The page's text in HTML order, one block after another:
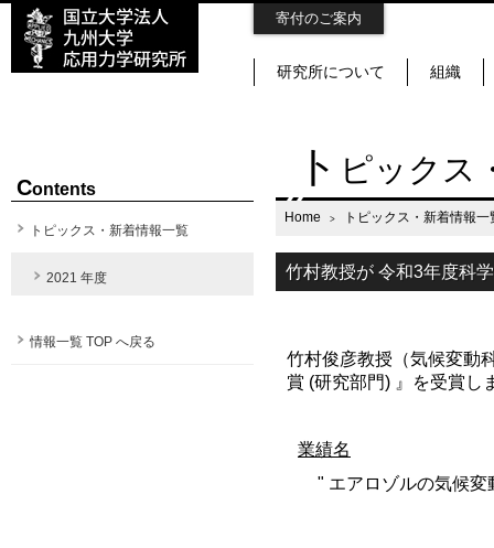
寄付のご案内
研究所について 組織
Contents
トピックス・新着情報一覧
2021 年度
情報一覧 TOP へ戻る
ト ピックス
Home トピックス・新着情報一
竹村教授が 令和3年度科
竹村俊彦教授（気候変動
賞 (研究部門) 』を受賞し
業績名
" エアロゾルの気候